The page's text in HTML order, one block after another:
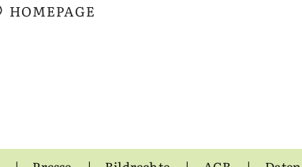
HOMEPAGE